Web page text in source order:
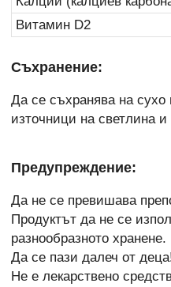
Витамин D2
Съхранение:
Да се съхранява на сухо
източници на светлина и
Предупреждение:
Да не се превишава
Продуктът да не се
разнообразното хранене.
Да се пази далеч от
Не е лекарствено